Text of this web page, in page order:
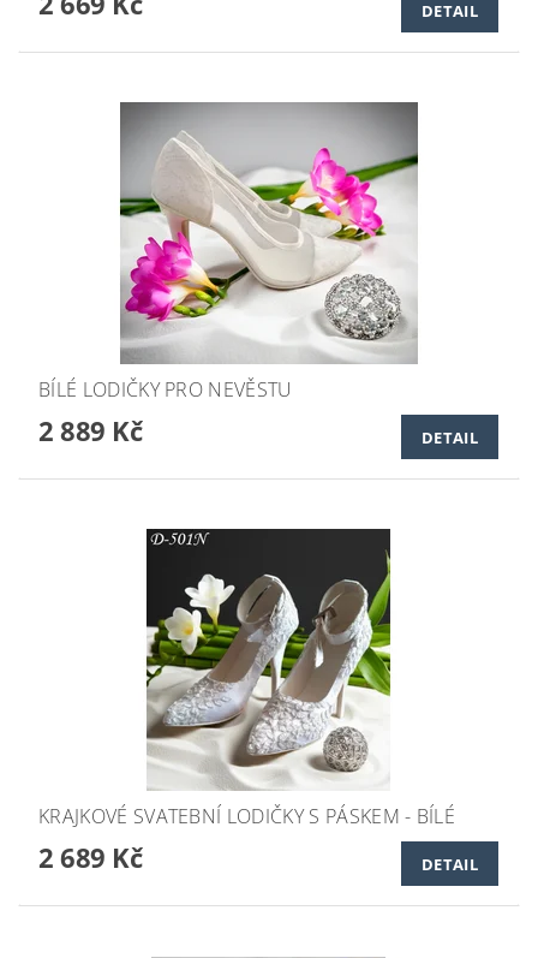
DETAIL
BÍLÉ LODIČKY PRO NEVĚSTU
2 889 Kč DETAIL
KRAJKOVÉ SVATEBNÍ LODIČKY S PÁSKEM - BÍLÉ
2 689 Kč DETAIL